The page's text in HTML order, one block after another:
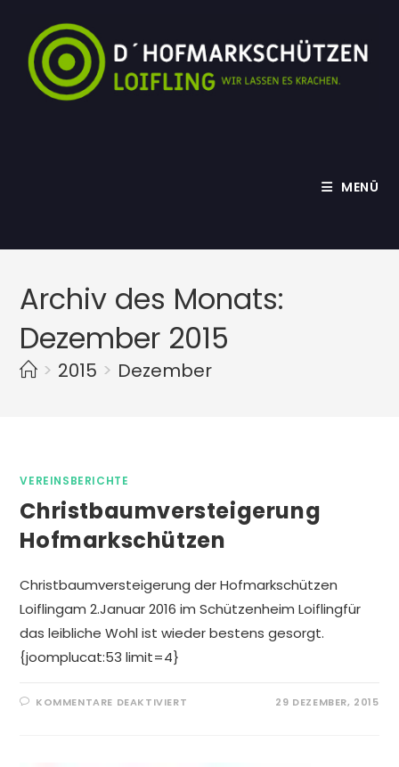
springen
MENÜ
Archiv des Monats:
Dezember 2015
> 2015 > Dezember
VEREINSBERICHTE
Christbaumversteigerung
Hofmarkschützen
Christbaumversteigerung der Hofmarkschützen
Loiflingam 2.Januar 2016 im Schützenheim Loiflingfür
das leibliche Wohl ist wieder bestens gesorgt.
{joomplucat:53 limit=4}
KOMMENTARE DEAKTIVIERT 29 DEZEMBER, 2015